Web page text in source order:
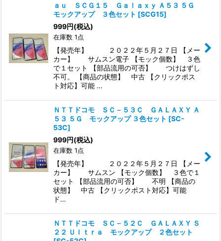
ａｕ ＳＣＧ１５ Ｇａｌａｘｙ Ａ５３ ５Ｇ
モックアップ ３色セット [SCG15]
999円(税込)
在庫数 1点
【発売年】 ２０２２年５月２７日 【メー
カー】 サムスン電子 【モック個数】 ３色
で１セット 【部品流用の可否】 つけはずし
不可。 【商品の状態】 中古 【クリックポス
ト対応】可能 …
ＮＴＴドコモ ＳＣ－５３Ｃ ＧＡＬＡＸＹ Ａ
５３ ５Ｇ モックアップ ３色セット [SC-
53C]
999円(税込)
在庫数 1点
【発売年】 ２０２２年５月２７日 【メー
カー】 サムスン 【モック個数】 ３色で１
セット 【部品流用の可否】 不明 【商品の
状態】 中古 【クリックポスト対応】可能
ド…
ＮＴＴドコモ ＳＣ－５２Ｃ ＧＡＬＡＸＹ Ｓ
２２ Ｕｌｔｒａ モックアップ ２色セット